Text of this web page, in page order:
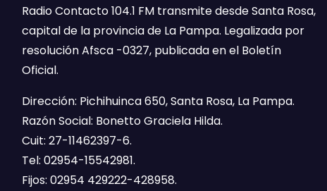
Radio Contacto 104.1 FM transmite desde Santa Rosa,
capital de la provincia de La Pampa. Legalizada por
resolución Afsca -0327, publicada en el Boletín
Oficial.
Dirección: Pichihuinca 650, Santa Rosa, La Pampa.
Razón Social: Bonetto Graciela Hilda.
Cuit: 27-11462397-6.
Tel: 02954-15542981.
Fijos: 02954 429222-428958.